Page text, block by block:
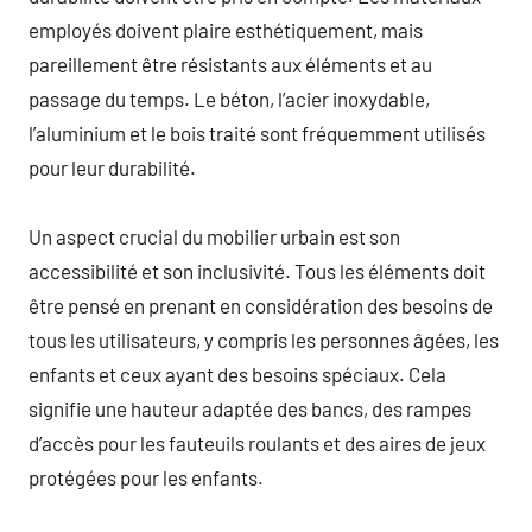
employés doivent plaire esthétiquement, mais
pareillement être résistants aux éléments et au
passage du temps. Le béton, l’acier inoxydable,
l’aluminium et le bois traité sont fréquemment utilisés
pour leur durabilité.
Un aspect crucial du mobilier urbain est son
accessibilité et son inclusivité. Tous les éléments doit
être pensé en prenant en considération des besoins de
tous les utilisateurs, y compris les personnes âgées, les
enfants et ceux ayant des besoins spéciaux. Cela
signifie une hauteur adaptée des bancs, des rampes
d’accès pour les fauteuils roulants et des aires de jeux
protégées pour les enfants.